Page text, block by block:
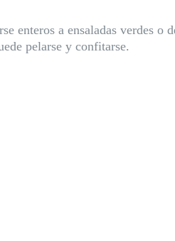
enteros a ensaladas verdes
pelarse y confitarse.